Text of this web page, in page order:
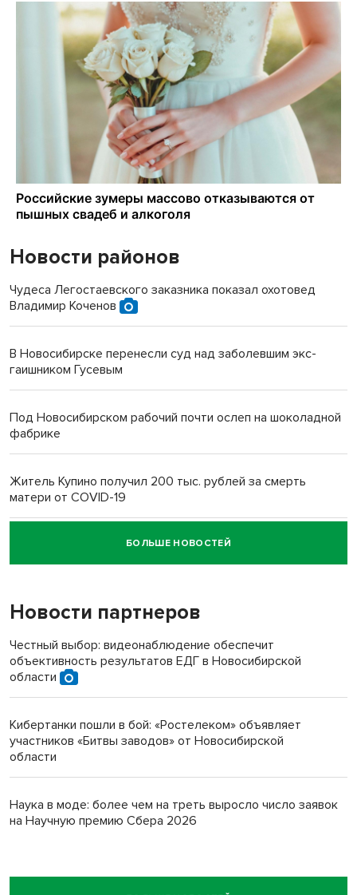
Новости районов
Чудеса Легостаевского заказника показал охотовед
Владимир Коченов
В Новосибирске перенесли суд над заболевшим экс-
гаишником Гусевым
Под Новосибирском рабочий почти ослеп на шоколадной
фабрике
Житель Купино получил 200 тыс. рублей за смерть
матери от COVID-19
Новосибирский суд наказал водителя за смерть
пенсионерки на вокзале
БОЛЬШЕ НОВОСТЕЙ
Новости партнеров
Честный выбор: видеонаблюдение обеспечит
объективность результатов ЕДГ в Новосибирской
области
Кибертанки пошли в бой: «Ростелеком» объявляет
участников «Битвы заводов» от Новосибирской
области
Наука в моде: более чем на треть выросло число заявок
на Научную премию Сбера 2026